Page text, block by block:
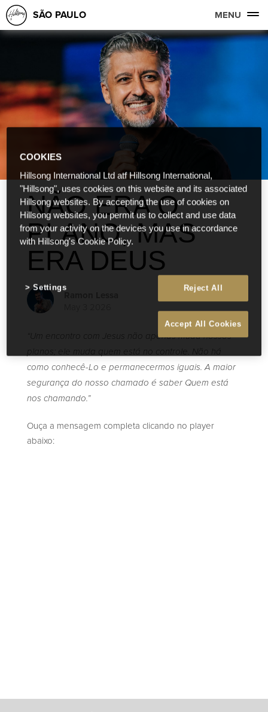
SÃO PAULO MENU
NÃO ERA O
PLANO, MAS
ERA DEUS
Ramon Lessa
“Um encontro com Jesus não apenas muda nossos
planos; ele muda quem está no controle. Não há
como conhecê-Lo e permanecermos iguais. A maior
segurança do nosso chamado é saber Quem está
nos chamando.”
Ouça a mensagem completa clicando no player
abaixo:
COOKIES
Hillsong International Ltd atf Hillsong International,
"Hillsong", uses cookies on this website and its associated
Hillsong websites. By accepting the use of cookies on
Hillsong websites, you permit us to collect and use data
from your activity on the devices you use in accordance
with Hillsong's Cookie Policy.
Reject All
Accept All Cookies
Settings